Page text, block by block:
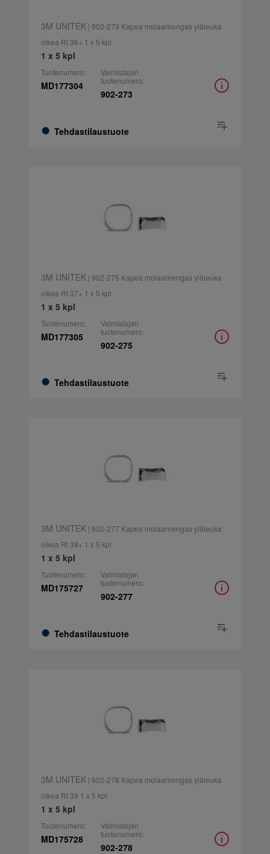
3M UNITEK| 902-273 Kapea molaarirengas yläleuka
oikea Rt 36+ 1 x 5 kpl
1 x 5 kpl
Tuotenumero:
MD177304
Tehdastilaustuote
Valmistajan
tuotenumero:
902-273
3M UNITEK| 902-275 Kapea molaarirengas yläleuka
oikea Rt 37+ 1 x 5 kpl
1 x 5 kpl
Tuotenumero:
MD177305
Tehdastilaustuote
Valmistajan
tuotenumero:
902-275
3M UNITEK| 902-277 Kapea molaarirengas yläleuka
oikea Rt 38+ 1 x 5 kpl
1 x 5 kpl
Tuotenumero:
MD175727
Tehdastilaustuote
Valmistajan
tuotenumero:
902-277
3M UNITEK| 902-278 Kapea molaarirengas yläleuka
oikea Rt 39 1 x 5 kpl
1 x 5 kpl
Tuotenumero:
MD175728
Valmistajan
tuotenumero:
902-278